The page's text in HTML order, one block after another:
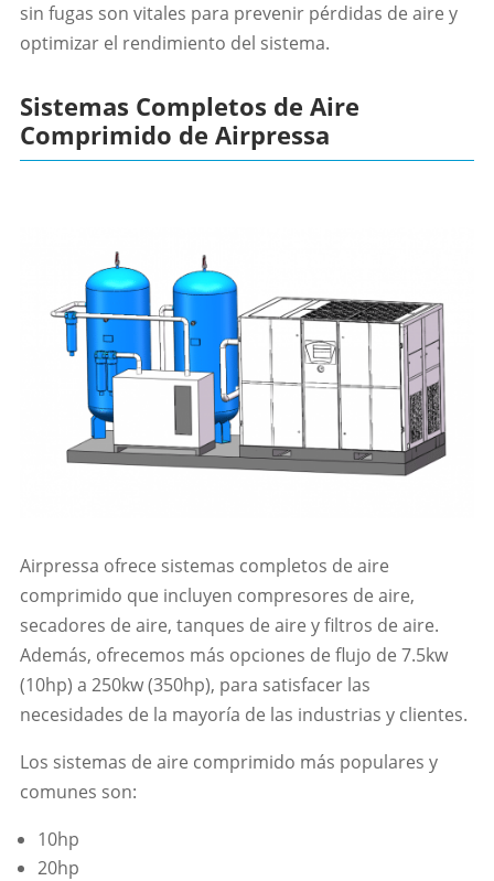
sin fugas son vitales para prevenir pérdidas de aire y
optimizar el rendimiento del sistema.
Sistemas Completos de Aire
Comprimido de Airpressa
Airpressa ofrece sistemas completos de aire
comprimido que incluyen compresores de aire,
secadores de aire, tanques de aire y filtros de aire.
Además, ofrecemos más opciones de flujo de 7.5kw
(10hp) a 250kw (350hp), para satisfacer las
necesidades de la mayoría de las industrias y clientes.
Los sistemas de aire comprimido más populares y
comunes son:
10hp
20hp